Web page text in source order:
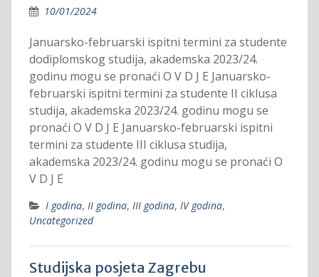
10/01/2024
Januarsko-februarski ispitni termini za studente
dodiplomskog studija, akademska 2023/24.
godinu mogu se pronaći O V D J E Januarsko-
februarski ispitni termini za studente II ciklusa
studija, akademska 2023/24. godinu mogu se
pronaći O V D J E Januarsko-februarski ispitni
termini za studente III ciklusa studija,
akademska 2023/24. godinu mogu se pronaći O
V D J E
I godina, II godina, III godina, IV godina,
Uncategorized
Studijska posjeta Zagrebu